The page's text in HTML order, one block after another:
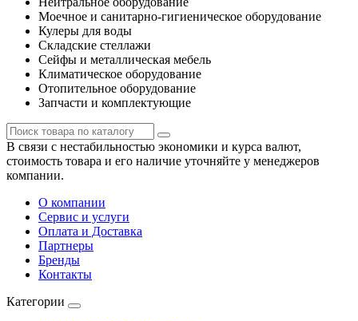
Моечное и санитарно-гигиеническое оборудование
Кулеры для воды
Складские стеллажи
Сейфы и металлическая мебель
Климатическое оборудование
Отопительное оборудование
Запчасти и комплектующие
В связи с нестабильностью экономики и курса валют,
стоимость товара и его наличие уточняйте у менеджеров
компании.
О компании
Сервис и услуги
Оплата и Доставка
Партнеры
Бренды
Контакты
Категории